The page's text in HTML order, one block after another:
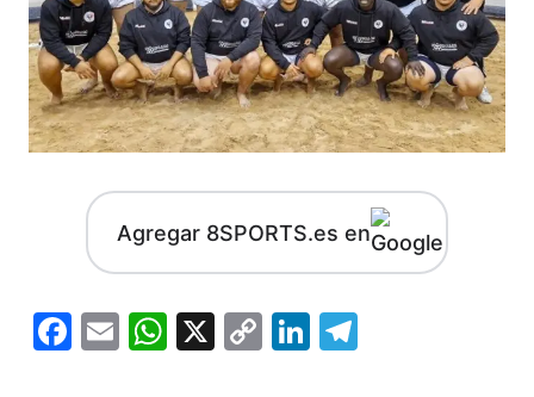
Agregar 8SPORTS.es en
Facebook
EmailWhatsApp
X
CopyLinkedIn